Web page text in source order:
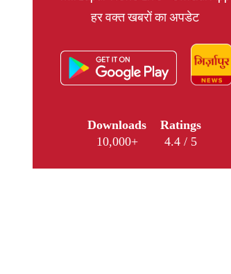
हर वक्त खबरों का अपडेट
Downloads
10,000+
Ratings
4.4 / 5